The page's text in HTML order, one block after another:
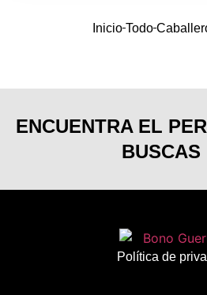
Inicio Todo
ENCUENTRA EL
BUSCAS
Política de